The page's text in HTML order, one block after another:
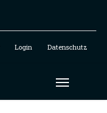
Login Datenschutz